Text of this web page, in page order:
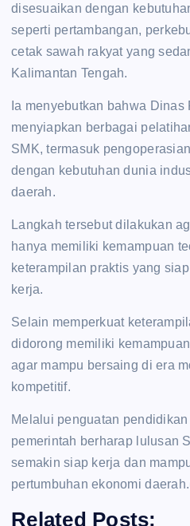
disesuaikan dengan
seperti pertambangan,
cetak sawah rakyat yang
Kalimantan Tengah.
Ia menyebutkan bahwa
menyiapkan berbagai
SMK, termasuk
dengan kebutuhan dunia
daerah.
Langkah tersebut dilakukan
hanya memiliki kemampuan
keterampilan praktis yang
kerja.
Selain memperkuat
didorong memiliki
agar mampu bersaing di era
kompetitif.
Melalui penguatan
pemerintah berharap lulusan
semakin siap kerja dan
pertumbuhan ekonomi
Related Posts: